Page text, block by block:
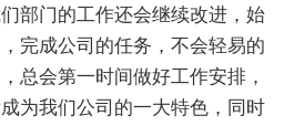
部门的工作还会继续改进，始
完成公司的任务，不会轻易的
总会第一时间做好工作安排，
为我们公司的一大特色，同时